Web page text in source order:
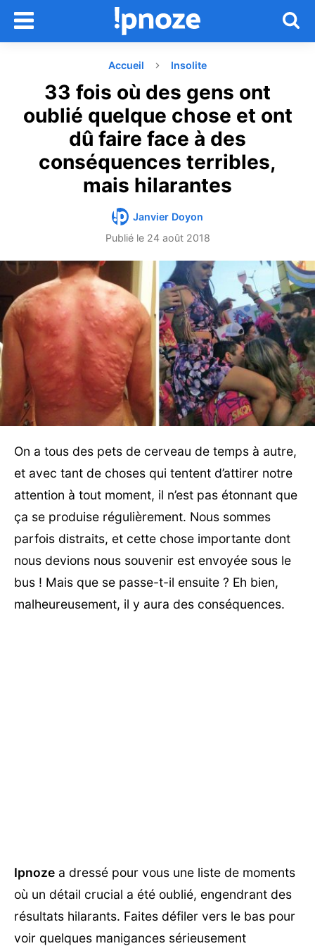
Accueil Insolite
33 fois où des gens ont
oublié quelque chose et ont
dû faire face à des
conséquences terribles,
mais hilarantes
Janvier Doyon
Publié le 24 août 2018
On a tous des pets de cerveau de temps à autre,
et avec tant de choses qui tentent d’attirer notre
attention à tout moment, il n’est pas étonnant que
ça se produise régulièrement. Nous sommes
parfois distraits, et cette chose importante dont
nous devions nous souvenir est envoyée sous le
bus ! Mais que se passe-t-il ensuite ? Eh bien,
malheureusement, il y aura des conséquences.
Ipnoze a dressé pour vous une liste de moments
où un détail crucial a été oublié, engendrant des
résultats hilarants. Faites défiler vers le bas pour
voir quelques manigances sérieusement